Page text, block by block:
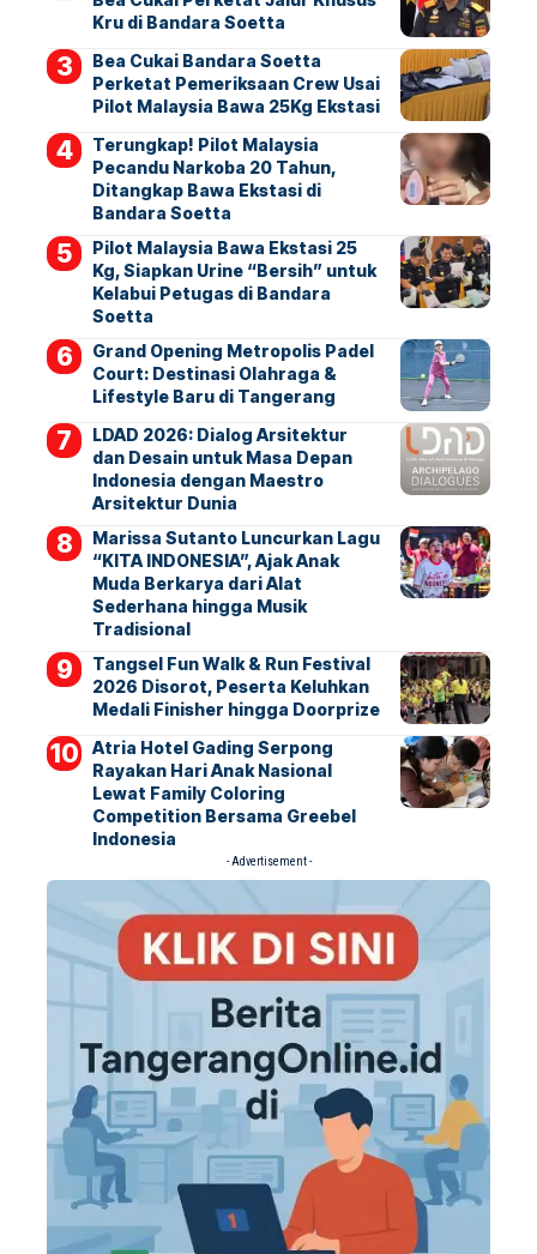
Kru di Bandara Soetta
Bea Cukai Bandara Soetta
Perketat Pemeriksaan Crew Usai
Pilot Malaysia Bawa 25Kg Ekstasi
Terungkap! Pilot Malaysia
Pecandu Narkoba 20 Tahun,
Ditangkap Bawa Ekstasi di
Bandara Soetta
Pilot Malaysia Bawa Ekstasi 25
Kg, Siapkan Urine “Bersih” untuk
Kelabui Petugas di Bandara
Soetta
Grand Opening Metropolis Padel
Court: Destinasi Olahraga &
Lifestyle Baru di Tangerang
LDAD 2026: Dialog Arsitektur
dan Desain untuk Masa Depan
Indonesia dengan Maestro
Arsitektur Dunia
Marissa Sutanto Luncurkan Lagu
“KITA INDONESIA”, Ajak Anak
Muda Berkarya dari Alat
Sederhana hingga Musik
Tradisional
Tangsel Fun Walk & Run Festival
2026 Disorot, Peserta Keluhkan
Medali Finisher hingga Doorprize
Atria Hotel Gading Serpong
Rayakan Hari Anak Nasional
Lewat Family Coloring
Competition Bersama Greebel
Indonesia
- Advertisement -